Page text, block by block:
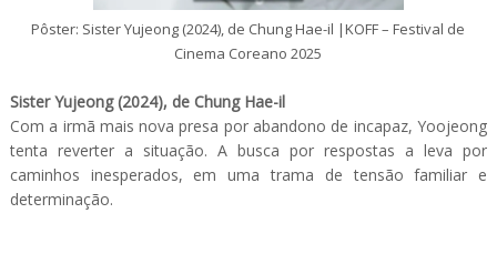
Pôster: Sister Yujeong (2024), de Chung Hae-il |KOFF – Festival de
Cinema Coreano 2025
Sister Yujeong (2024), de Chung Hae-il
Com a irmã mais nova presa por abandono de incapaz, Yoojeong
tenta reverter a situação. A busca por respostas a leva por
caminhos inesperados, em uma trama de tensão familiar e
determinação.